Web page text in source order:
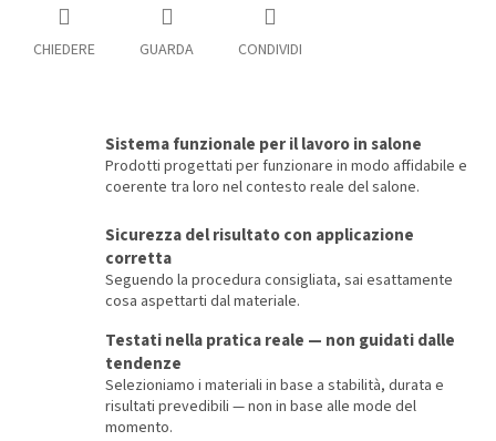
CHIEDERE GUARDA CONDIVIDI
Sistema funzionale per il lavoro in salone
Prodotti progettati per funzionare in modo affidabile e
coerente tra loro nel contesto reale del salone.
Sicurezza del risultato con applicazione
corretta
Seguendo la procedura consigliata, sai esattamente
cosa aspettarti dal materiale.
Testati nella pratica reale — non guidati dalle
tendenze
Selezioniamo i materiali in base a stabilità, durata e
risultati prevedibili — non in base alle mode del
momento.